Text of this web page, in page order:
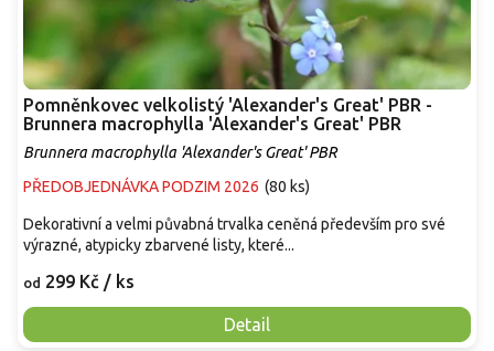
Pomněnkovec velkolistý 'Alexander's Great' PBR -
Brunnera macrophylla 'Alexander's Great' PBR
Brunnera macrophylla 'Alexander's Great' PBR
PŘEDOBJEDNÁVKA PODZIM 2026 (80 ks)
od 299 Kč / ks
Detail
Dekorativní a velmi půvabná trvalka ceněná především pro své
výrazné, atypicky zbarvené listy, které...